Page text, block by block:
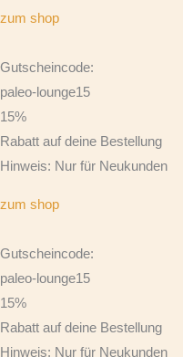
zum shop
Gutscheincode:
paleo-lounge15
15%
Rabatt auf deine Bestellung
Hinweis: Nur für Neukunden
zum shop
Gutscheincode:
paleo-lounge15
15%
Rabatt auf deine Bestellung
Hinweis: Nur für Neukunden